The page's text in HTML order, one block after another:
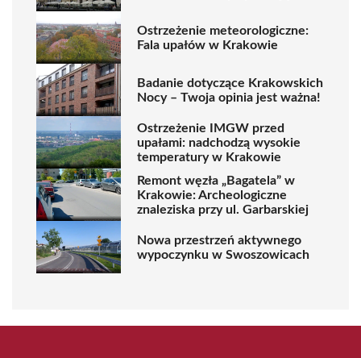
Ostrzeżenie meteorologiczne:
Fala upałów w Krakowie
Badanie dotyczące Krakowskich
Nocy – Twoja opinia jest ważna!
Ostrzeżenie IMGW przed
upałami: nadchodzą wysokie
temperatury w Krakowie
Remont węzła „Bagatela” w
Krakowie: Archeologiczne
znaleziska przy ul. Garbarskiej
Nowa przestrzeń aktywnego
wypoczynku w Swoszowicach